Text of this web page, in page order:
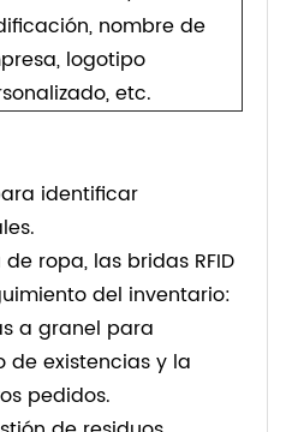
nombre de
logotipo
etc.
identificar
ropa, las bridas RFID
del inventario:
a granel para
de existencias y la
pedidos.